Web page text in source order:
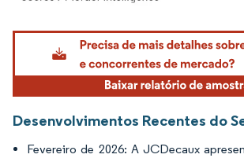
Imagem © Mordor Intelligence. O reuso requer
Desenvolvimentos Recentes do
Fevereiro de 2026: A JCDecaux